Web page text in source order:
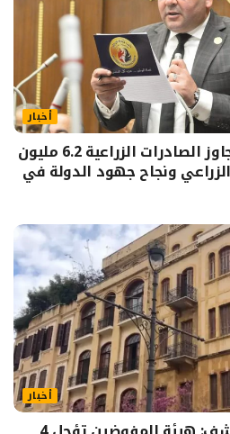
أخبار
النائب إبراهيم عيسى: تجاوز الصادرات الزراعية 6.2 مليون
ونجاح جهود الدولة في
أخبار